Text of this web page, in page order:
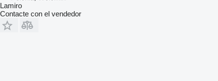
Lamiro
Contacte con el vendedor